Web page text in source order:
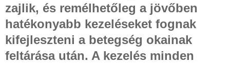
zajlik, és remélhetőleg a jövőben
hatékonyabb kezeléseket fognak
kifejleszteni a betegség okainak
feltárása után. A kezelés minden